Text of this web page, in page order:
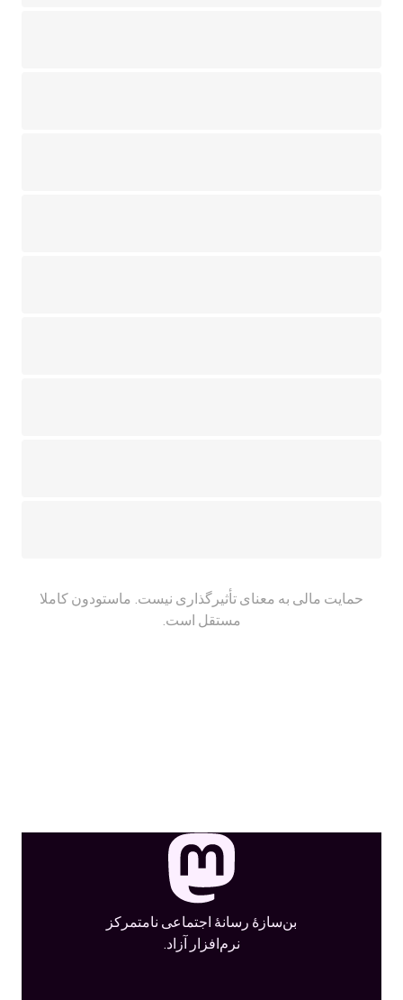
حمایت مالی به معنای تأثیرگذاری نیست. ماستودون کاملا
مستقل است.
بن‌سازهٔ رسانهٔ اجتماعی نامتمرکز
نرم‌افزار آزاد.